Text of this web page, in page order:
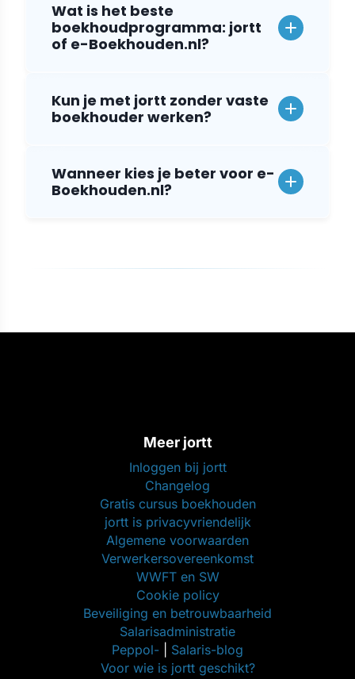
Wat is het beste
boekhoudprogramma: jortt
of e-Boekhouden.nl?
Kun je met jortt zonder vaste
boekhouder werken?
Wanneer kies je beter voor e-
Boekhouden.nl?
Meer jortt
Inloggen bij jortt
Changelog
Gratis cursus boekhouden
jortt is privacyvriendelijk
Algemene voorwaarden
Verwerkersovereenkomst
WWFT en SW
Cookie policy
Beveiliging en betrouwbaarheid
Salarisadministratie
Peppol-
Salaris-blog
Voor wie is jortt geschikt?